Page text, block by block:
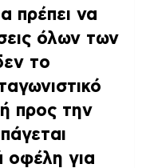
πρέπει να
όλων των
το
προς την
οφέλη για